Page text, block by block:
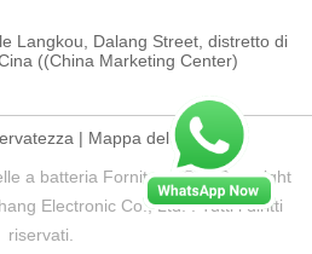
Langkou, Dalang Street, distretto di
((China Marketing Center)
| Mappa del sito
a batteria Fornitore. © di Copyright
Electronic Co., Ltd. . Tutti i diritti
riservati.